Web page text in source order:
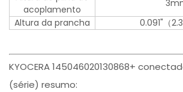
acoplamento
Altura da prancha
0.091"（
KYOCERA 145046020130868+
(série) resumo: